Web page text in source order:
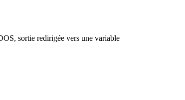
sortie redirigée vers une variable